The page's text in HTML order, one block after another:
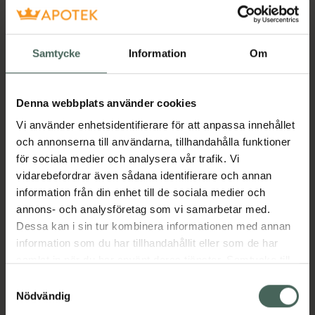
Samtycke Information Om
Denna webbplats använder cookies
Vi använder enhetsidentifierare för att anpassa innehållet
och annonserna till användarna, tillhandahålla funktioner
för sociala medier och analysera vår trafik. Vi
vidarebefordrar även sådana identifierare och annan
information från din enhet till de sociala medier och
annons- och analysföretag som vi samarbetar med.
Dessa kan i sin tur kombinera informationen med annan
information som du har tillhandahållit eller som de har
återkalla ditt samtycke via webbplatsens
cookieinställningar. Ett återkallat samtycke påverkar inte
Nödvändig
sammansättning – det bästa av flera världar,
en produkt för hela familjen.
• Kokosextrakt bidrar med naturliga
elektrolyter på ett skonsamt sätt.
• Natrium och klorid hjälper till att snabbt
återställa vätskebalansen.
• Kalium, magnesium och kalcium ger stöd åt
muskel- och nervfunktion samt
energiomsättning.
• Endast stevia som sötning—ingen tillsatt
socker, artificiella sötningsmedel eller